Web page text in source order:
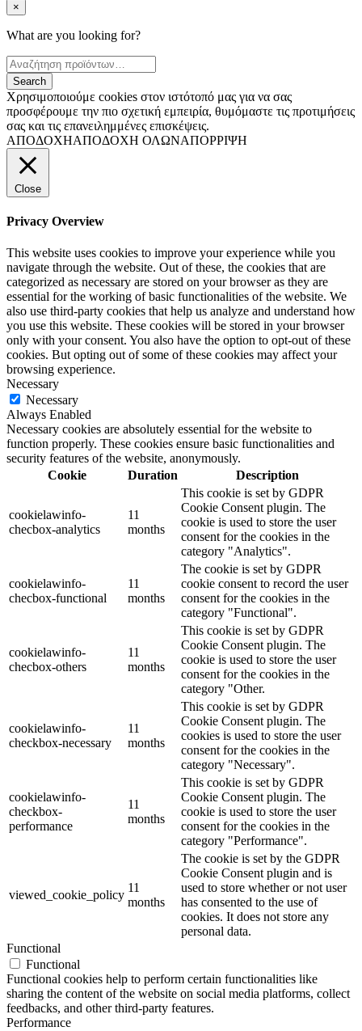
×
What are you looking for?
Χρησιμοποιούμε cookies στον ιστότοπό μας για να σας
προσφέρουμε την πιο σχετική εμπειρία, θυμόμαστε τις προτιμήσεις
σας και τις επανειλημμένες επισκέψεις.
ΑΠΟΔΟΧΗΑΠΟΔΟΧΗ ΟΛΩΝΑΠΟΡΡΙΨΗ
Close
Privacy Overview
This website uses cookies to improve your experience while you
navigate through the website. Out of these, the cookies that are
categorized as necessary are stored on your browser as they are
essential for the working of basic functionalities of the website. We
also use third-party cookies that help us analyze and understand how
you use this website. These cookies will be stored in your browser
only with your consent. You also have the option to opt-out of these
cookies. But opting out of some of these cookies may affect your
browsing experience.
Necessary
Necessary
Always Enabled
Necessary cookies are absolutely essential for the website to
function properly. These cookies ensure basic functionalities and
security features of the website, anonymously.
Cookie
Duration Description
cookielawinfo-
checbox-analytics
11
months
This cookie is set by GDPR
Cookie Consent plugin. The
cookie is used to store the user
consent for the cookies in the
category "Analytics".
cookielawinfo-
checbox-functional
11
months
The cookie is set by GDPR
cookie consent to record the user
consent for the cookies in the
category "Functional".
cookielawinfo-
checbox-others
11
months
This cookie is set by GDPR
Cookie Consent plugin. The
cookie is used to store the user
consent for the cookies in the
category "Other.
cookielawinfo-
checkbox-necessary
11
months
This cookie is set by GDPR
Cookie Consent plugin. The
cookies is used to store the user
consent for the cookies in the
category "Necessary".
cookielawinfo-
checkbox-
performance
11
months
This cookie is set by GDPR
Cookie Consent plugin. The
cookie is used to store the user
consent for the cookies in the
category "Performance".
viewed_cookie_policy
11
months
The cookie is set by the GDPR
Cookie Consent plugin and is
used to store whether or not user
has consented to the use of
cookies. It does not store any
personal data.
Functional
Functional
Functional cookies help to perform certain functionalities like
sharing the content of the website on social media platforms, collect
feedbacks, and other third-party features.
Performance